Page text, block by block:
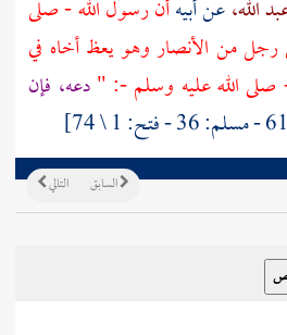
الله،عن أبيهأن رسول الله - صلى
رجل من الأنصاروهو يعظ أخاه في
- صلى الله عليه وسلم -: "دعه، فإن
التالي السابق